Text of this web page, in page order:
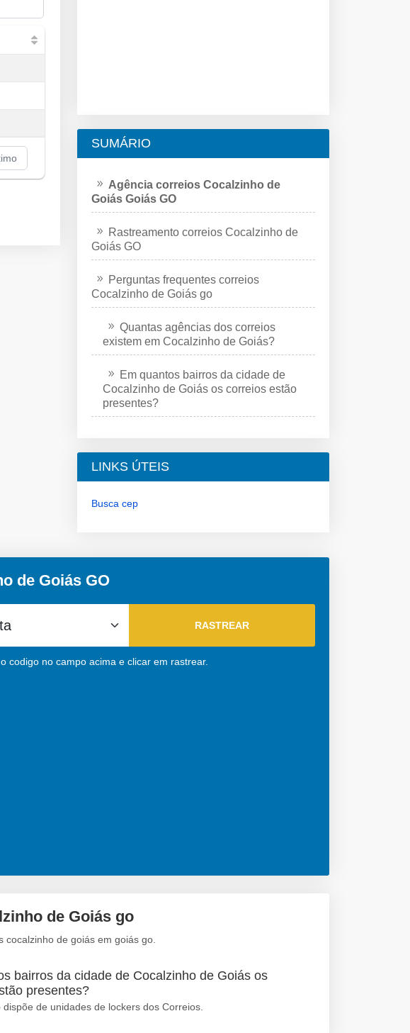
SUMÁRIO
Agência correios Cocalzinho de
Goiás Goiás GO
Rastreamento correios Cocalzinho de
Goiás GO
Perguntas frequentes correios
Cocalzinho de Goiás go
Quantas agências dos correios
existem em Cocalzinho de Goiás?
Em quantos bairros da cidade de
Cocalzinho de Goiás os correios estão
presentes?
LINKS ÚTEIS
Busca cep
de Goiás GO
codigo no campo acima e clicar em rastrear.
de Goiás go
de goiás em goiás go.
bairros da cidade de Cocalzinho de Goiás os
presentes?
dispõe de unidades de lockers dos Correios.